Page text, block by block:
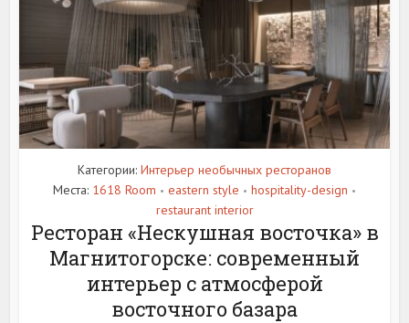
Категории: Интерьер необычных ресторанов
Места: 1618 Room • eastern style • hospitality-design •
restaurant interior
Ресторан «Нескушная восточка» в
Магнитогорске: современный
интерьер с атмосферой
восточного базара